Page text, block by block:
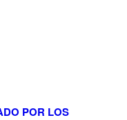
POR LOS